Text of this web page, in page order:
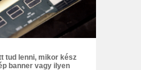
tud lenni, mikor kész
banner vagy ilyen